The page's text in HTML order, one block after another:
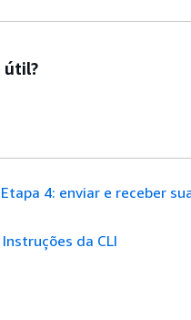
útil?
Etapa 4: enviar e receber
Instruções da CLI